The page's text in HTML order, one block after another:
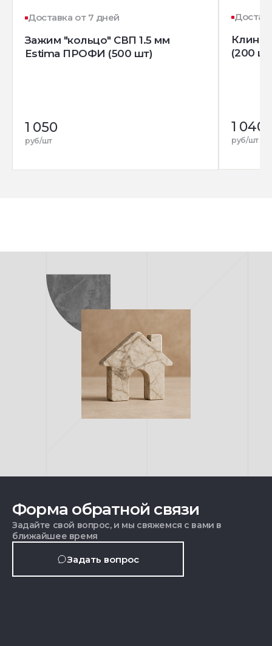
Доставка от 7 дней
Зажим "кольцо" СВП 1.5 мм
Estima ПРОФИ (500 шт)
1 050
руб/шт
Клин
(200
1 040
руб/шт
Форма обратной связи
Задайте свой вопрос, и мы свяжемся с вами в
ближайшее время
Задать вопрос